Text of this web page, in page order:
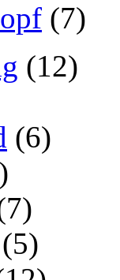
(7)
(12)
(6)
(5)